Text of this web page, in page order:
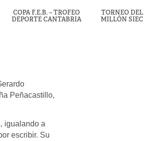
COPA F.E.B. – TROFEO
DEPORTE CANTABRIA
TORNEO DEL
MILLÓN SIEC
Peñacastillo,
igualando a
escribir. Su